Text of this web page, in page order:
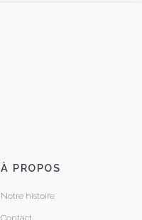
À PROPOS
Notre histoire
Contact